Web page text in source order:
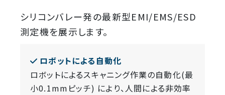
シリコンバレー発の最新型EMI/EMS/ESD
測定機を展示します。
ロボットによる自動化
ロボットによるスキャニング作業の自動化(最
小0.1mmピッチ) により、人間による非効率